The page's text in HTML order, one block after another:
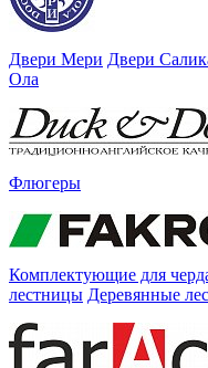
Двери Мери Двери
Ола
Флюгеры
Комплектующие для
лестницы Деревянные